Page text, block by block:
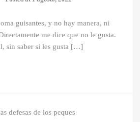
guisantes, y no hay manera, ni
me dice que no le gusta.
sin saber si les gusta […]